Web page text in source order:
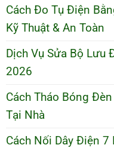
Cách Đo Tụ Điện
Kỹ Thuật & An Toàn
Dịch Vụ Sửa Bộ Lưu
2026
Cách Tháo Bóng
Tại Nhà
Cách Nối Dây Điện 7